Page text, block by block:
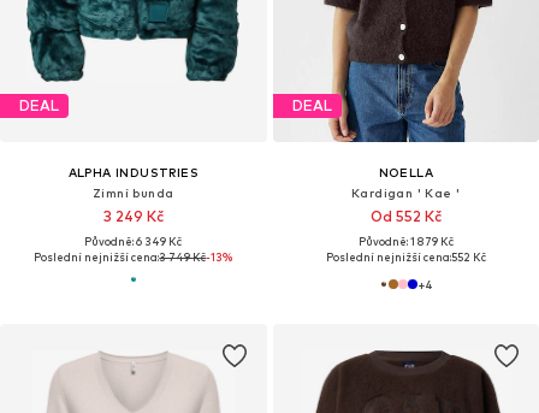
DEAL
ALPHA INDUSTRIES
Zimní bunda
3 249 Kč
Původně: 6 349 Kč
Poslední nejnižší cena:3 749 Kč-13%
DEAL
NOELLA
Kardigan ' Kae '
Od 552 Kč
Původně: 1 879 Kč
Poslední nejnižší cena:552 Kč
+4